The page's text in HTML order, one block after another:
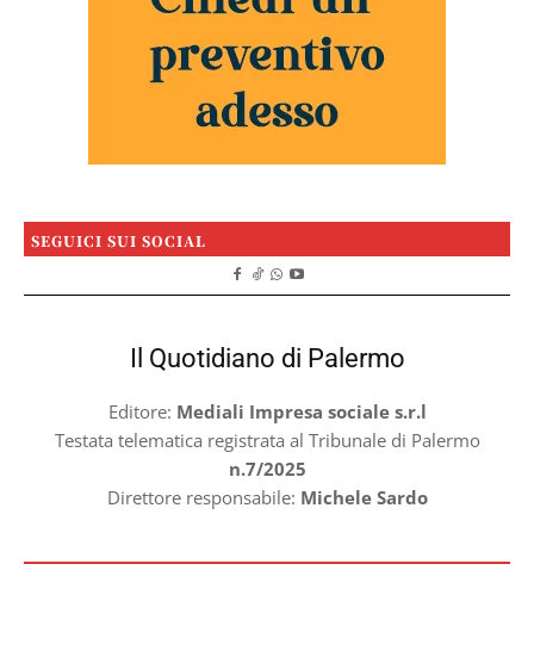
SEGUICI SUI SOCIAL
Il Quotidiano di Palermo
Editore: Mediali Impresa sociale s.r.l
Testata telematica registrata al Tribunale di Palermo
n.7/2025
Direttore responsabile: Michele Sardo